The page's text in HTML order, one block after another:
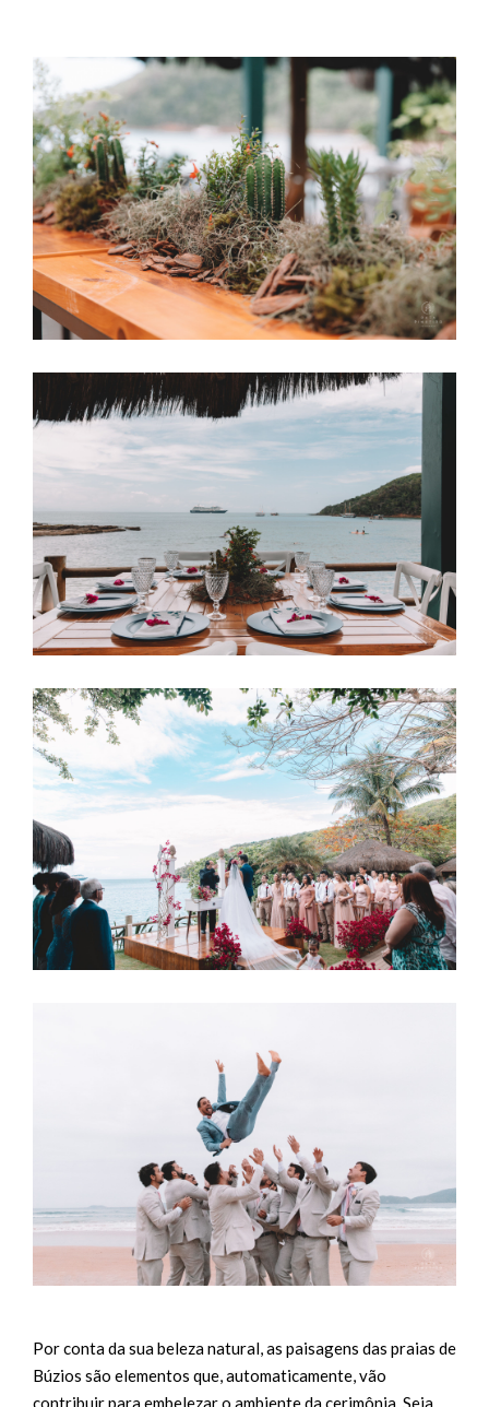
Por conta da sua beleza natural, as paisagens das praias de
Búzios são elementos que, automaticamente, vão
contribuir para embelezar o ambiente da cerimônia. Seja